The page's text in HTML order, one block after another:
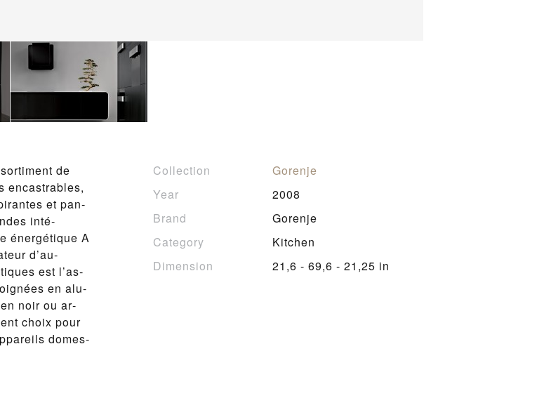
de
en­cas­tra­bles,
et pan­
in­té­
én­ergé­tique A
d’au­
est l’as­
en alu­
noir ou ar­
choix pour
do­mes­
Collection
Gorenje
Year
2008
Brand
Gorenje
Category
Kitchen
Dimension
21,6 - 69,6 - 21,25 in